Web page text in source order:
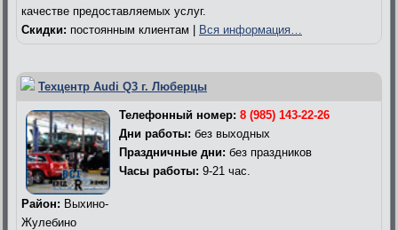
качестве предоставляемых услуг.
Скидки: постоянным клиентам | Вся информация…
Техцентр Audi Q3 г. Люберцы
Телефонный номер: 8 (985) 143-22-26
Дни работы: без выходных
Праздничные дни: без праздников
Часы работы: 9-21 час.
Район: Выхино-
Жулебино